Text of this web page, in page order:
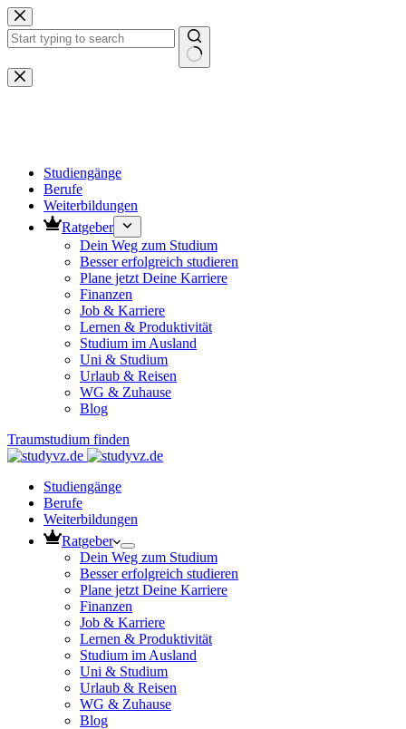
Zum
Inhalt
springen
Keine
Ergebnisse
Studiengänge
Berufe
Weiterbildungen
Ratgeber
Dein Weg zum Studium
Besser erfolgreich studieren
Plane jetzt Deine Karriere
Finanzen
Job & Karriere
Lernen & Produktivität
Studium im Ausland
Uni & Studium
Urlaub & Reisen
WG & Zuhause
Blog
Traumstudium finden
Studiengänge
Berufe
Weiterbildungen
Ratgeber
Dein Weg zum Studium
Besser erfolgreich studieren
Plane jetzt Deine Karriere
Finanzen
Job & Karriere
Lernen & Produktivität
Studium im Ausland
Uni & Studium
Urlaub & Reisen
WG & Zuhause
Blog